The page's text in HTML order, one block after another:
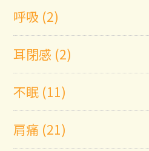
呼吸 (2)
耳閉感 (2)
不眠 (11)
肩痛 (21)